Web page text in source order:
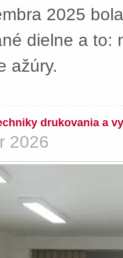
2025
dielne a to:
ažúry.
drukovania a
2026